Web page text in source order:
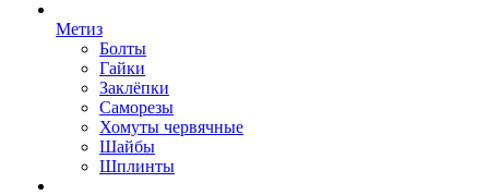
Метиз
Болты
Гайки
Заклёпки
Саморезы
Хомуты червячные
Шайбы
Шплинты